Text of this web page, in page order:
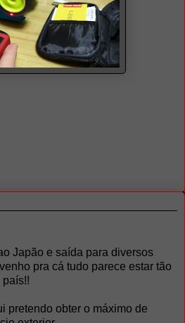
Japão e saída para diversos
pra cá tudo parece estar tão
país!!
pretendo obter o máximo de